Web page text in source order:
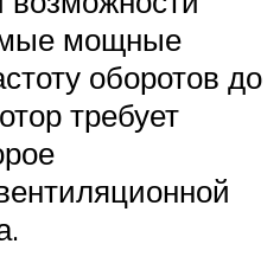
мощные
оборотов до
требует